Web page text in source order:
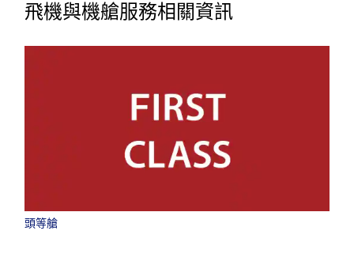
飛機與機艙服務相關資訊
頭等艙